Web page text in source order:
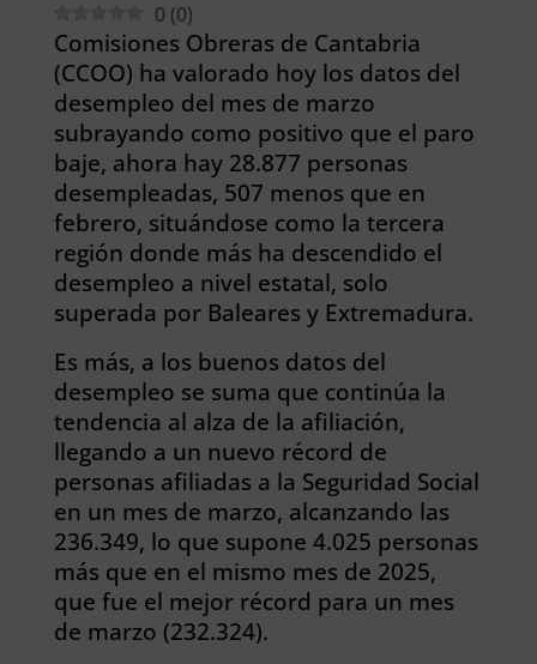
0 (0)
Comisiones Obreras de Cantabria
(CCOO) ha valorado hoy los datos del
desempleo del mes de marzo
subrayando como positivo que el paro
baje, ahora hay 28.877 personas
desempleadas, 507 menos que en
febrero, situándose como la tercera
región donde más ha descendido el
desempleo a nivel estatal, solo
superada por Baleares y Extremadura.
Es más, a los buenos datos del
desempleo se suma que continúa la
tendencia al alza de la afiliación,
llegando a un nuevo récord de
personas afiliadas a la Seguridad Social
en un mes de marzo, alcanzando las
236.349, lo que supone 4.025 personas
más que en el mismo mes de 2025,
que fue el mejor récord para un mes
de marzo (232.324).